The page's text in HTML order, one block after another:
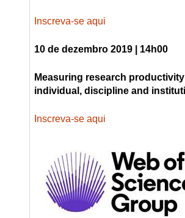
Inscreva-se aqui
10 de dezembro 2019 | 14h00
Measuring research
individual, discipline and
Inscreva-se aqui